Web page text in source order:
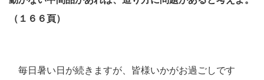
（１６６頁）
毎日暑い日が続きますが、皆様いかがお過ごしです